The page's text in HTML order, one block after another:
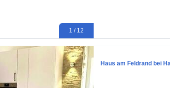
1 / 12
Haus am Feldrand bei